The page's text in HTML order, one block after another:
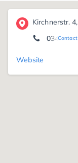
Kirchnerstr.
Contact
0345
Website